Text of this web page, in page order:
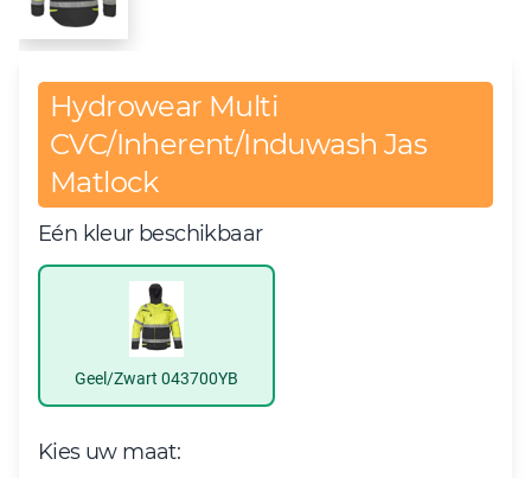
Hydrowear Multi
CVC/Inherent/Induwash Jas
Matlock
Eén kleur beschikbaar
Geel/Zwart 043700YB
Kies uw maat: